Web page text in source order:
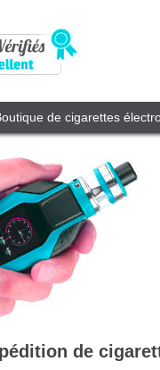
de cigarettes
de